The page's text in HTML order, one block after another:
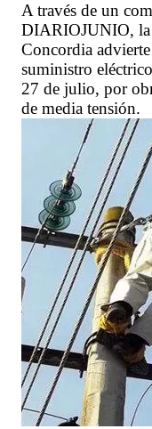
A través de un
DIARIOJUNIO, la
Concordia
suministro
27 de julio, por
de media tensión.